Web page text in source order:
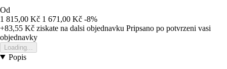
Od
1 815,00 Kč 1 671,00 Kč -8%
+83,55 Kč ziskate na dalsi objednavku Pripsano po potvrzeni vasi
objednavky
Loading...
Popis